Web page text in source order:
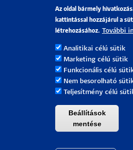
PÉCSI
H-7622
Rektori
Az oldal bármely
kattintással hozzájárul a
létrehozásához. További
Analitikai célú sütik
Marketing célú sütik
Funkcionális célú
Nem besorolható
Teljesítmény célú
Beállítások
mentése